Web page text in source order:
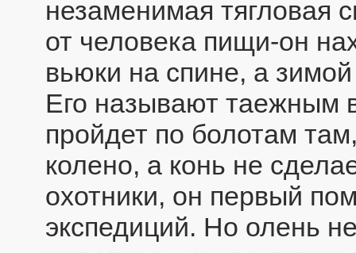
незаменимая тягловая
от человека пищи-он
вьюки на спине, а
Его называют таежным
пройдет по болотам
колено, а конь не
охотники, он первый
экспедиций. Но олень